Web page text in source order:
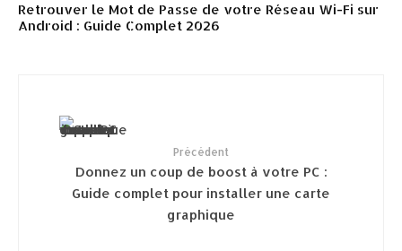
Retrouver le Mot de Passe de votre Réseau Wi-Fi sur
Android : Guide Complet 2026
Précédent
Donnez un coup de boost à votre PC :
Guide complet pour installer une carte
graphique